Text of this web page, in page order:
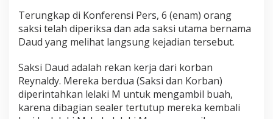
Terungkap di Konferensi Pers, 6 (enam) orang
saksi telah diperiksa dan ada saksi utama bernama
Daud yang melihat langsung kejadian tersebut.
Saksi Daud adalah rekan kerja dari korban
Reynaldy. Mereka berdua (Saksi dan Korban)
diperintahkan lelaki M untuk mengambil buah,
karena dibagian sealer tertutup mereka kembali